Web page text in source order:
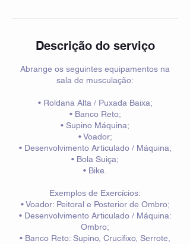
Descrição do serviço
Abrange os seguintes equipamentos na
sala de musculação:
• Roldana Alta / Puxada Baixa;
• Banco Reto;
• Supino Máquina;
• Voador;
• Desenvolvimento Articulado / Máquina;
• Bola Suiça;
• Bike.
Exemplos de Exercícios:
• Voador: Peitoral e Posterior de Ombro;
• Desenvolvimento Articulado / Máquina:
Ombro;
• Banco Reto: Supino, Crucifixo, Serrote,